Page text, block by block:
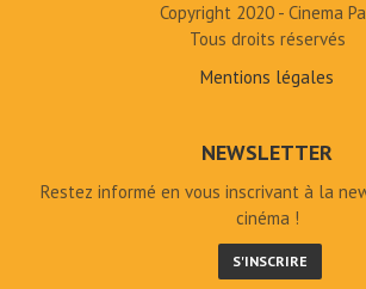
Copyright 2020 - Cinema
Tous droits réservés
Mentions légales
NEWSLETTER
Restez informé en vous inscrivant à la
cinéma !
S'INSCRIRE